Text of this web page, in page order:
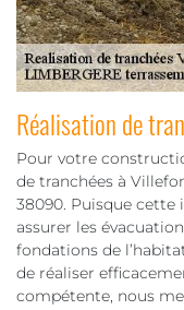
Réalisation de
Pour votre
de tranchées à
38090. Puisque cette
assurer les
fondations de
de réaliser
compétente, nous